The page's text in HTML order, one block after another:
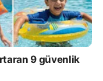
9 güvenlik